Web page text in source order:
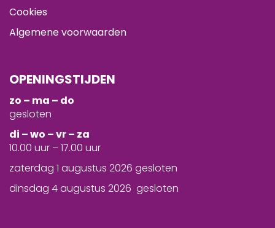
Cookies
Algemene voorwaarden
OPENINGSTIJDEN
zo – ma – do
gesloten
di – wo – vr – za
10.00 uur – 17.00 uur
zaterdag 1 augustus 2026 gesloten
dinsdag 4 augustus 2026 gesloten